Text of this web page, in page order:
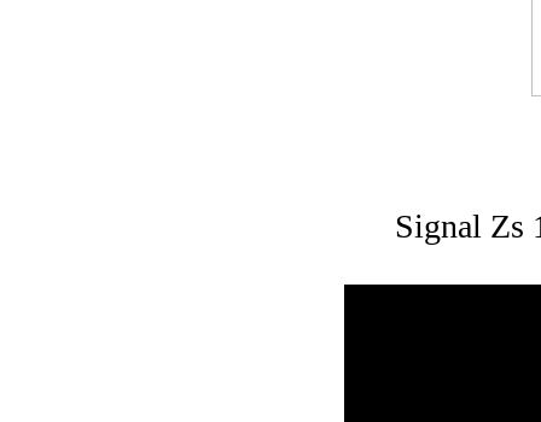
Signal Zs